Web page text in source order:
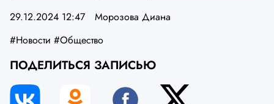
29.12.2024 12:47
Морозова Диана
#Новости #Общество
ПОДЕЛИТЬСЯ ЗАПИСЬЮ